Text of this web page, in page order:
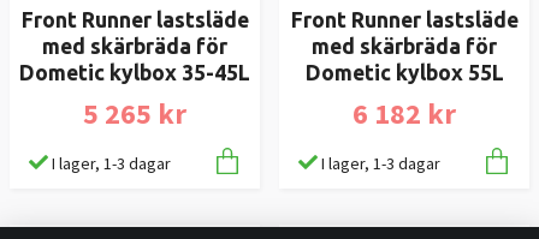
Front Runner lastsläde
med skärbräda för
Dometic kylbox 35-45L
5 265 kr
I lager, 1-3 dagar
Front Runner lastsläde
med skärbräda för
Dometic kylbox 55L
6 182 kr
I lager, 1-3 dagar